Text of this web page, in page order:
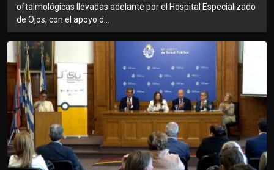
oftalmológicas llevadas adelante por el Hospital Especializado
de Ojos, con el apoyo d...